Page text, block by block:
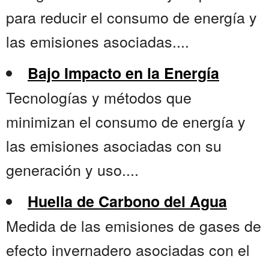
para reducir el consumo de energía y
las emisiones asociadas....
Bajo Impacto en la Energía
Tecnologías y métodos que
minimizan el consumo de energía y
las emisiones asociadas con su
generación y uso....
Huella de Carbono del Agua
Medida de las emisiones de gases de
efecto invernadero asociadas con el